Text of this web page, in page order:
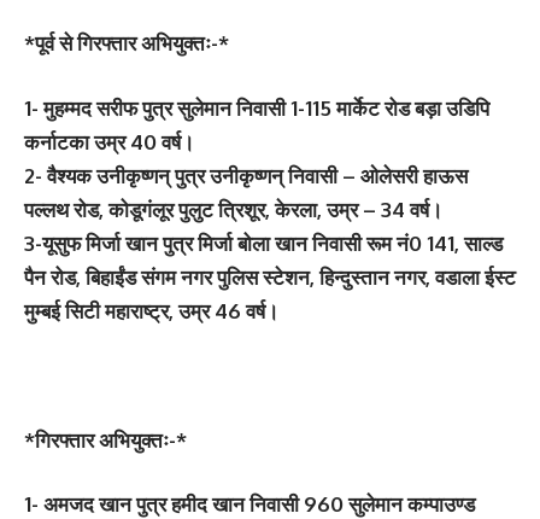
*पूर्व से गिरफ्तार अभियुक्तः-*
1- मुहम्मद सरीफ पुत्र सुलेमान निवासी 1-115 मार्केट रोड बड़ा उडिपि
कर्नाटका उम्र 40 वर्ष।
2- वैश्यक उनीकृष्णन् पुत्र उनीकृष्णन् निवासी – ओलेसरी हाऊस
पल्लथ रोड, कोडूगंलूर पुलुट त्रिशूर, केरला, उम्र – 34 वर्ष।
3-यूसुफ मिर्जा खान पुत्र मिर्जा बोला खान निवासी रूम नं0 141, साल्ड
पैन रोड, बिहाईंड संगम नगर पुलिस स्टेशन, हिन्दुस्तान नगर, वडाला ईस्ट
मुम्बई सिटी महाराष्ट्र, उम्र 46 वर्ष।
*गिरफ्तार अभियुक्तः-*
1- अमजद खान पुत्र हमीद खान निवासी 960 सुलेमान कम्पाउण्ड